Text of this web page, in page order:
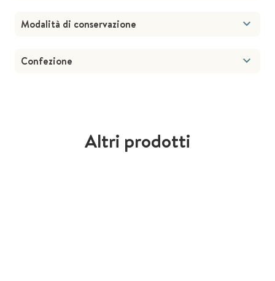
Modalità di conservazione
Confezione
Altri prodotti